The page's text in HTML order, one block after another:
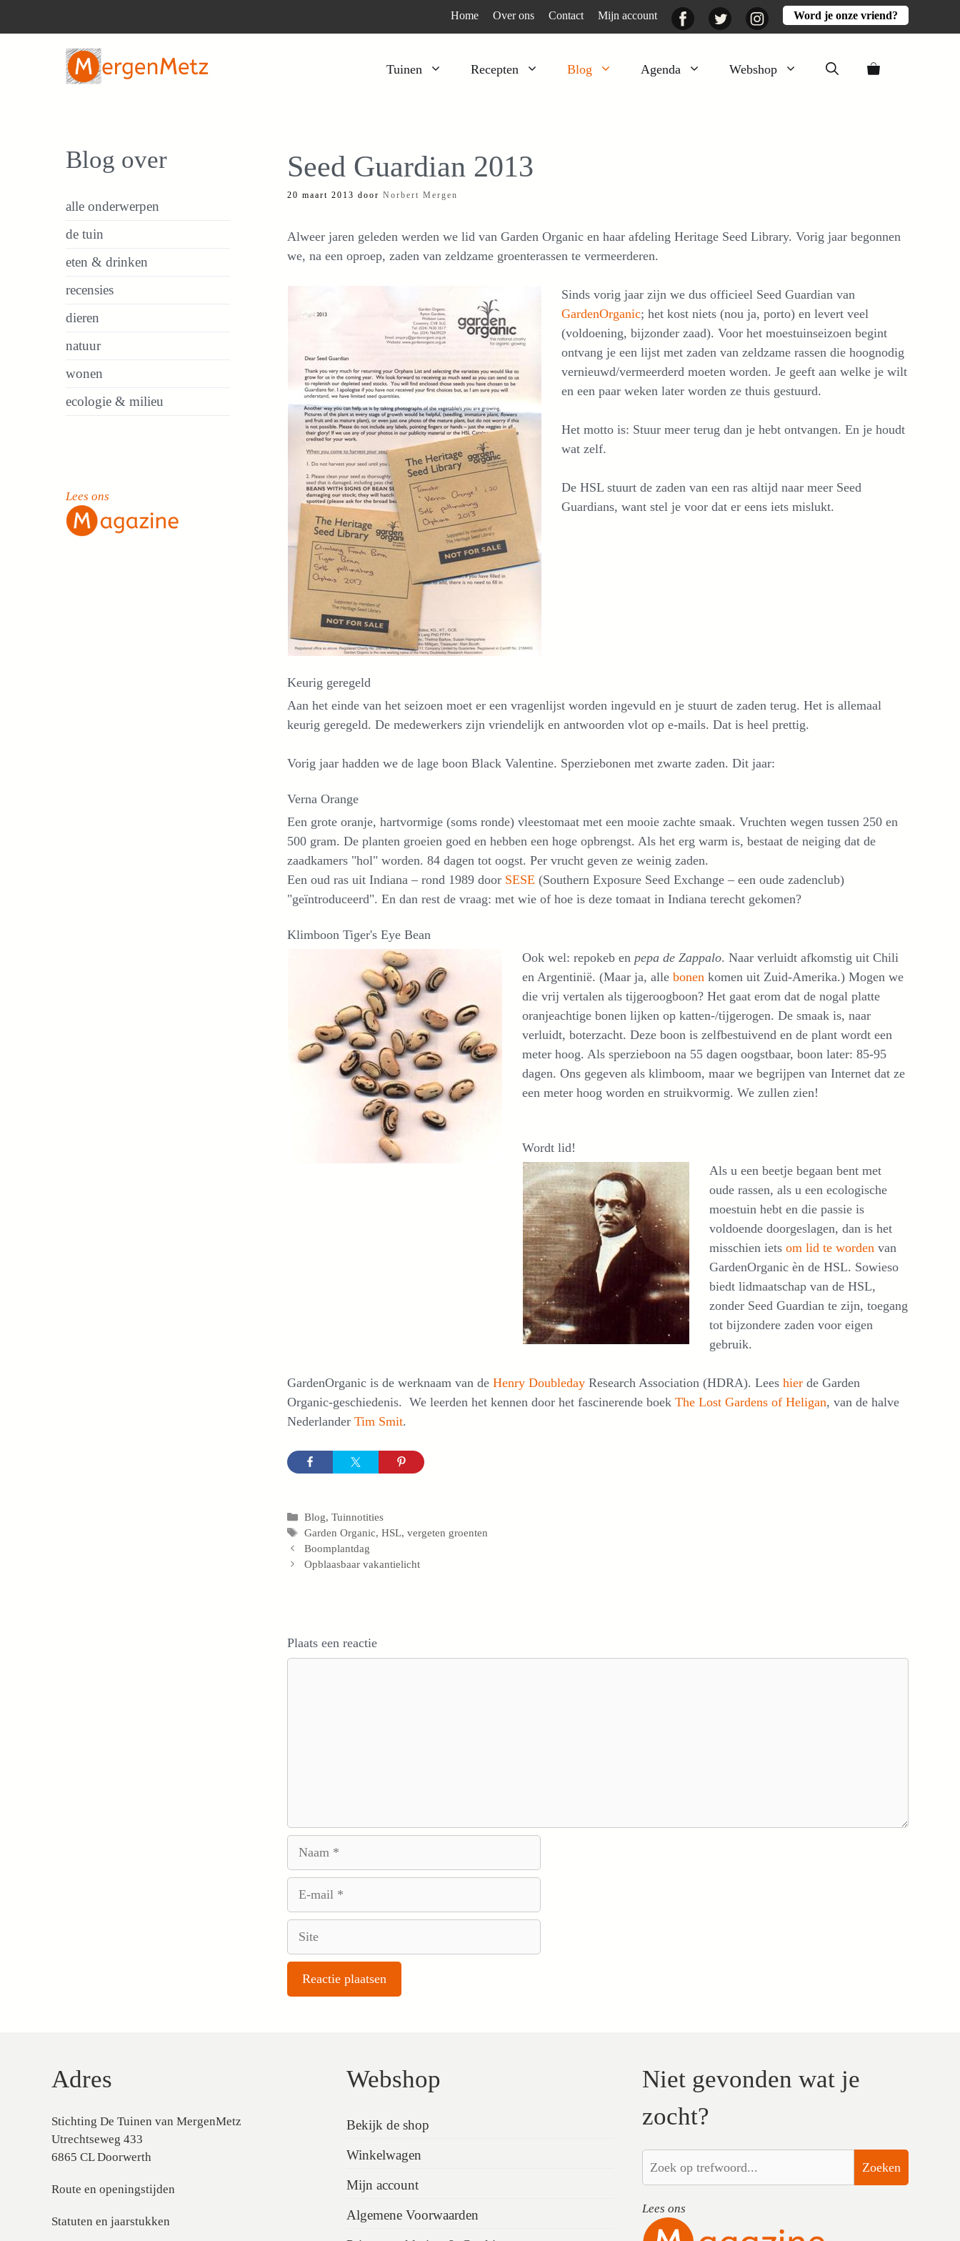
Home Over ons Contact Mijn account FacebookTwitter InstagramWord je onze vriend?
Tuinen Recepten Blog Agenda Webshop
Kruiden
Moestuin
Voedselbos Wortelgroenten
Seed Guardian 2013
20 maart 2013 door Norbert Mergen
Alweer jaren geleden werden we lid van Garden Organic en haar afdeling Heritage Seed Library. Vorig jaar begonnen
we, na een oproep, zaden van zeldzame groenterassen te vermeerderen.
Sinds vorig jaar zijn we dus officieel Seed Guardian van
GardenOrganic; het kost niets (nou ja, porto) en levert veel
(voldoening, bijzonder zaad). Voor het moestuinseizoen begint
ontvang je een lijst met zaden van zeldzame rassen die hoognodig
vernieuwd/vermeerderd moeten worden. Je geeft aan welke je wilt
en een paar weken later worden ze thuis gestuurd.
Het motto is: Stuur meer terug dan je hebt ontvangen. En je houdt
wat zelf.
De HSL stuurt de zaden van een ras altijd naar meer Seed
Guardians, want stel je voor dat er eens iets mislukt.
Keurig geregeld
Aan het einde van het seizoen moet er een vragenlijst worden ingevuld en je stuurt de zaden terug. Het is allemaal
keurig geregeld. De medewerkers zijn vriendelijk en antwoorden vlot op e-mails. Dat is heel prettig.
Vorig jaar hadden we de lage boon Black Valentine. Sperziebonen met zwarte zaden. Dit jaar:
Verna Orange
Een grote oranje, hartvormige (soms ronde) vleestomaat met een mooie zachte smaak. Vruchten wegen tussen 250 en
500 gram. De planten groeien goed en hebben een hoge opbrengst. Als het erg warm is, bestaat de neiging dat de
zaadkamers "hol" worden. 84 dagen tot oogst. Per vrucht geven ze weinig zaden.
Een oud ras uit Indiana – rond 1989 door SESE (Southern Exposure Seed Exchange – een oude zadenclub)
"geïntroduceerd". En dan rest de vraag: met wie of hoe is deze tomaat in Indiana terecht gekomen?
Klimboon Tiger's Eye Bean
Ook wel: repokeb en pepa de Zappalo. Naar verluidt afkomstig uit Chili
en Argentinië. (Maar ja, alle bonen komen uit Zuid-Amerika.) Mogen we
die vrij vertalen als tijgeroogboon? Het gaat erom dat de nogal platte
oranjeachtige bonen lijken op katten-/tijgerogen. De smaak is, naar
verluidt, boterzacht. Deze boon is zelfbestuivend en de plant wordt een
meter hoog. Als sperzieboon na 55 dagen oogstbaar, boon later: 85-95
dagen. Ons gegeven als klimboom, maar we begrijpen van Internet dat ze
een meter hoog worden en struikvormig. We zullen zien!
Wordt lid!
Als u een beetje begaan bent met
oude rassen, als u een ecologische
moestuin hebt en die passie is
voldoende doorgeslagen, dan is het
misschien iets om lid te worden van
GardenOrganic èn de HSL. Sowieso
biedt lidmaatschap van de HSL,
zonder Seed Guardian te zijn, toegang
tot bijzondere zaden voor eigen
gebruik.
GardenOrganic is de werknaam van de Henry Doubleday Research Association (HDRA). Lees hier de Garden
Organic-geschiedenis. We leerden het kennen door het fascinerende boek The Lost Gardens of Heligan, van de halve
Nederlander Tim Smit.
Categorieën
Blog,Tuinnotities
Tags
Garden Organic,HSL,vergeten groenten
Boomplantdag
Opblaasbaar vakantielicht
Plaats een reactie
Blog over
alle onderwerpen
de tuin
eten & drinken
recensies
dieren
natuur
wonen
ecologie & milieu
Lees ons
Adres
Stichting De Tuinen van MergenMetz
Utrechtseweg 433
6865 CL Doorwerth
Route en openingstijden
Statuten en jaarstukken
Webshop
Bekijk de shop
Winkelwagen
Mijn account
Algemene Voorwaarden
Niet gevonden wat je
zocht?
Zoeken
Lees ons